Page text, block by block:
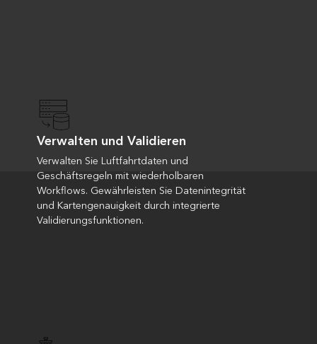
Verwalten und Validieren
Verwalten Sie Luftfahrtdaten und
Geschäftsregeln mit wiederholbaren
Workflows. Gewährleisten Sie Datenintegrität
und Kartengenauigkeit durch integrierte
Validierungsfunktionen.